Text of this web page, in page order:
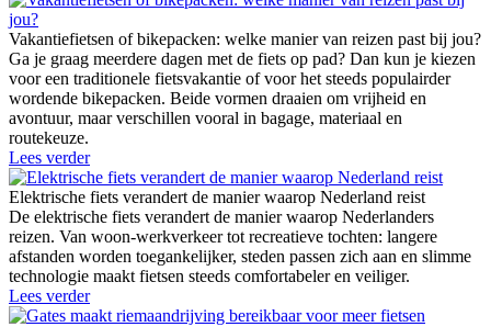
Vakantiefietsen of bikepacken: welke manier van reizen past bij jou?
Ga je graag meerdere dagen met de fiets op pad? Dan kun je kiezen
voor een traditionele fietsvakantie of voor het steeds populairder
wordende bikepacken. Beide vormen draaien om vrijheid en
avontuur, maar verschillen vooral in bagage, materiaal en
routekeuze.
Lees verder
Elektrische fiets verandert de manier waarop Nederland reist
De elektrische fiets verandert de manier waarop Nederlanders
reizen. Van woon-werkverkeer tot recreatieve tochten: langere
afstanden worden toegankelijker, steden passen zich aan en slimme
technologie maakt fietsen steeds comfortabeler en veiliger.
Lees verder